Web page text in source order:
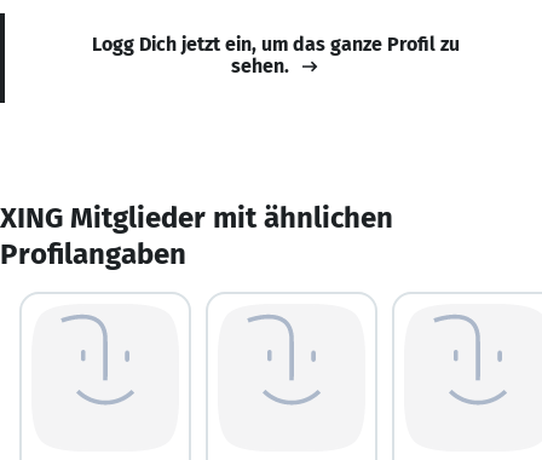
Logg Dich jetzt ein, um das ganze Profil zu
sehen.
XING Mitglieder mit ähnlichen
Profilangaben